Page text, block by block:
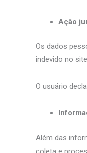
Ação
Os dados
indevido no
O usuário
Além das
coleta e